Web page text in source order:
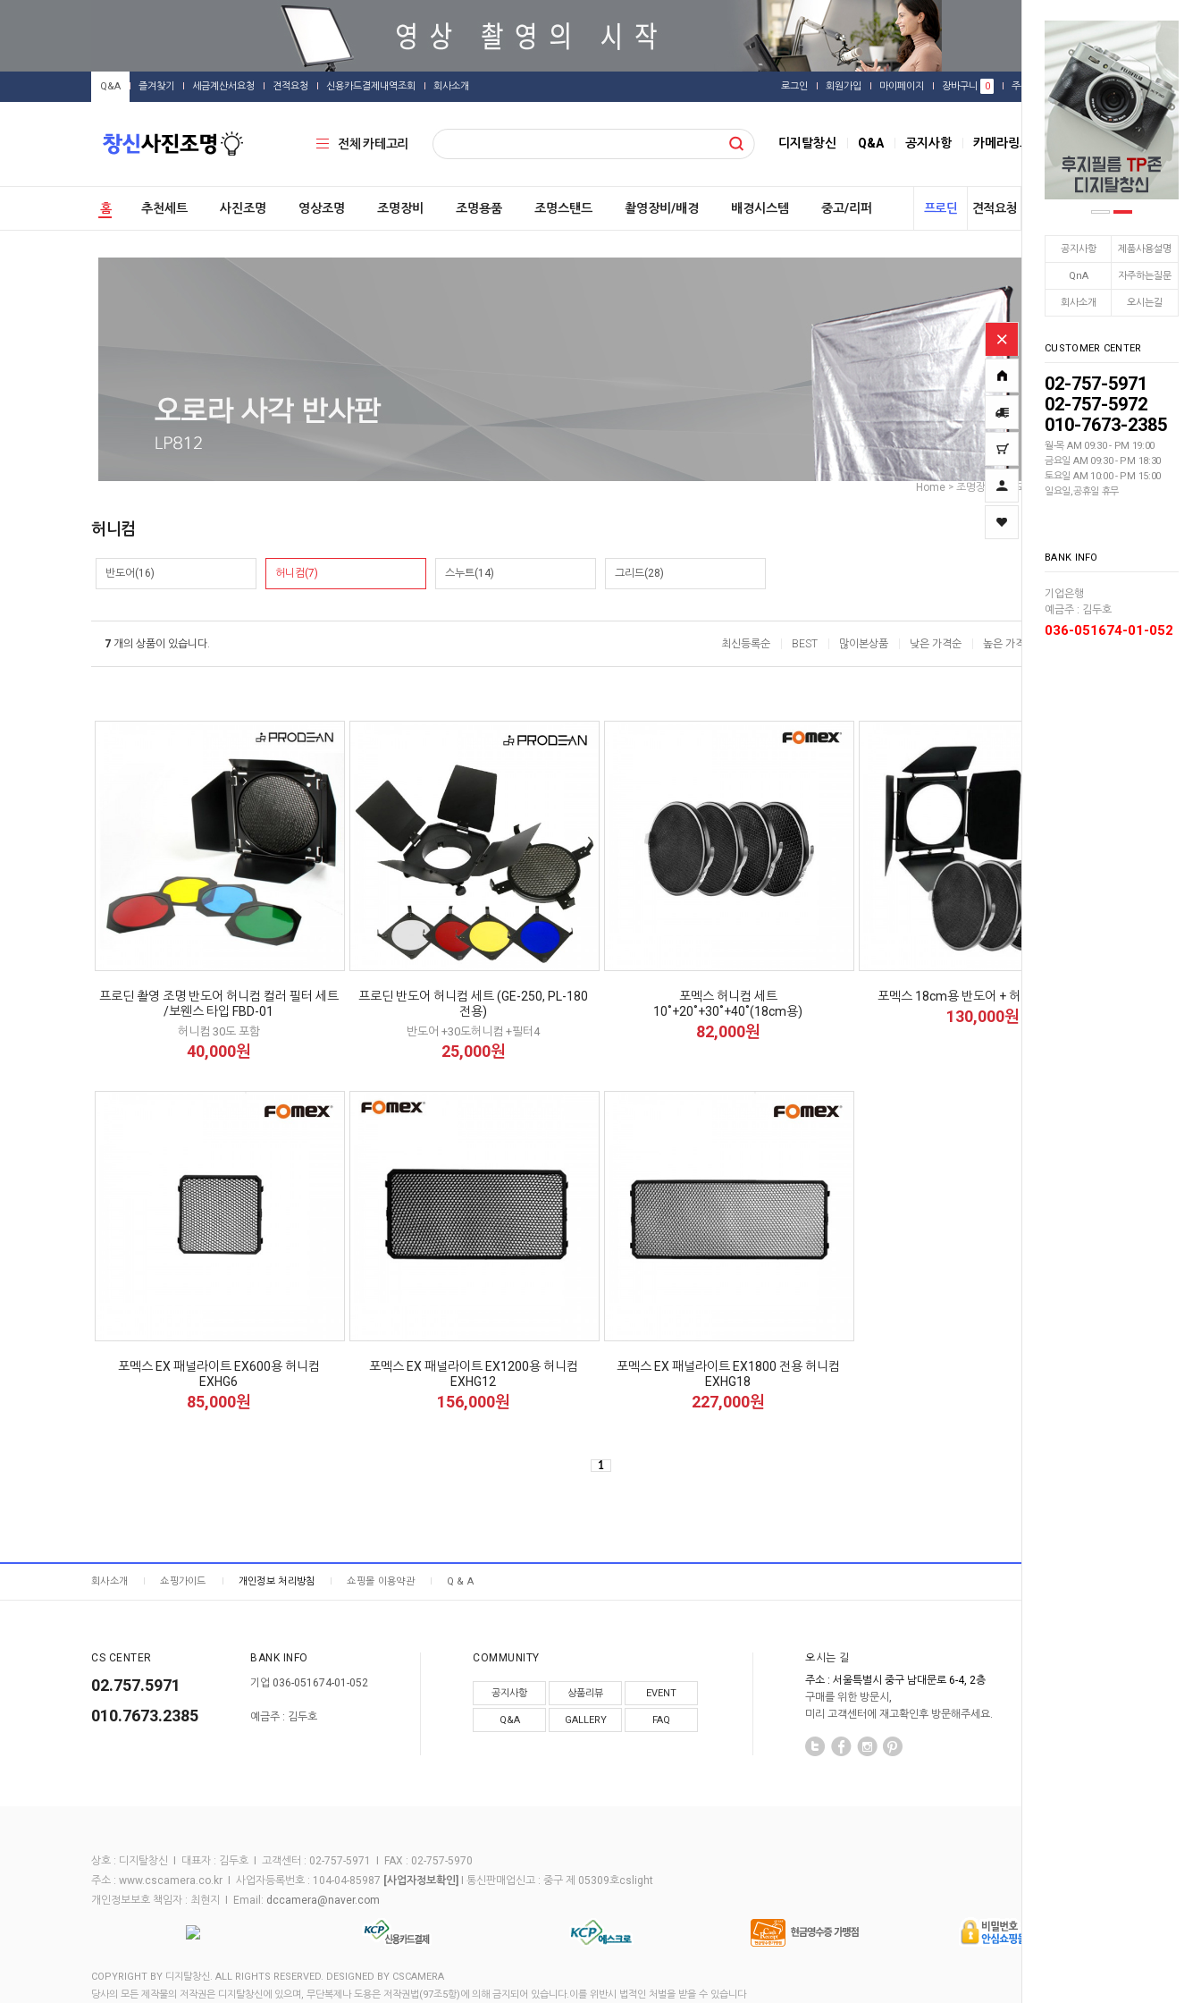
공지사항 제품사용설명
QnA 자주하는질문
회사소개 오시는길
CUSTOMER CENTER
02-757-5971
02-757-5972
010-7673-2385
월-목 AM 09:30 - PM 19:00
금요일 AM 09:30 - PM 18:30
토요일 AM 10:00 - PM 15:00
일요일,공휴일 휴무
BANK INFO
기업은행
예금주 : 김두호
036-051674-01-052
Q&A 즐겨찾기 세금계산서요청 견적요청 신용카드결제내역조회 회사소개 로그인 회원가입 마이페이지 장바구니 0 주문배송 관심상품
전체 카테고리 디지탈창신 Q&A 공지사항 카메라링크
홈 추천세트 사진조명 영상조명 조명장비 조명용품 조명스탠드 촬영장비/배경 배경시스템 중고/리퍼 프로딘 견적요청
Home > 조명장비 >반도어/허니컴 >허니컴
허니컴
반도어(16) 허니컴(7) 스누트(14) 그리드(28)
7 개의 상품이 있습니다. 최신등록순 BEST 많이본상품 낮은 가격순 높은 가격순
프로딘 촬영 조명 반도어 허니컴 컬러 필터 세트
/보웬스 타입 FBD-01
허니컴 30도 포함
40,000원
프로딘 반도어 허니컴 세트 (GE-250, PL-180
전용)
반도어 +30도허니컴 +필터4
25,000원
포멕스 허니컴 세트
10˚+20˚+30˚+40˚(18cm용)
82,000원
포멕스 18cm용 반도어 + 허니컴 4종세트
130,000원
포멕스 EX 패널라이트 EX600용 허니컴
EXHG6
85,000원
포멕스 EX 패널라이트 EX1200용 허니컴
EXHG12
156,000원
포멕스 EX 패널라이트 EX1800 전용 허니컴
EXHG18
227,000원
1
회사소개 쇼핑가이드 개인정보 처리방침 쇼핑몰 이용약관 Q & A
CS CENTER
02.757.5971
010.7673.2385
BANK INFO
기업 036-051674-01-052
예금주 : 김두호
COMMUNITY
공지사항 상품리뷰 EVENT
Q&A GALLERY FAQ
오시는 길
주소 : 서울특별시 중구 남대문로 6-4, 2층
구매를 위한 방문시,
미리 고객센터에 재고확인후 방문해주세요.
상호 : 디지탈창신 I 대표자 : 김두호 I 고객센터 : 02-757-5971 I FAX : 02-757-5970
주소 : www.cscamera.co.kr I 사업자등록번호 : 104-04-85987 [사업자정보확인]
I 통신판매업신고 : 중구 제 05309호cslight
개인정보보호 책임자 : 최현지 I Email: dccamera@naver.com
COPYRIGHT BY 디지탈창신. ALL RIGHTS RESERVED. DESIGNED BY CSCAMERA
당사의 모든 제작물의 저작권은 디지탈창신에 있으며, 무단복제나 도용은 저작권법(97조5항)에 의해 금지되어 있습니다.이를 위반시 법적인 처벌을 받을 수 있습니다